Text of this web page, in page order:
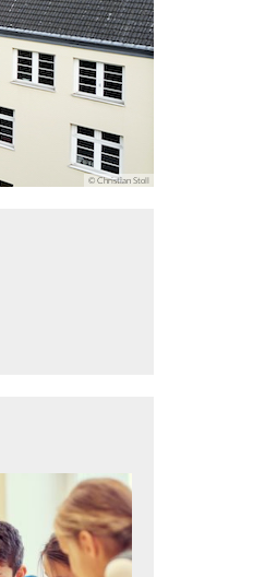
© Christian Stoll